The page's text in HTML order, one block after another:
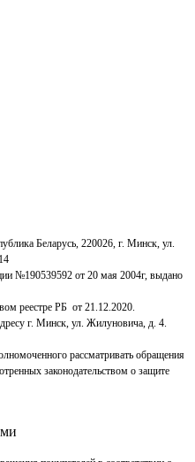
Беларусь, 220026, г. Минск, ул.
№190539592 от 20 мая 2004г, выдано
реестре РБ от 21.12.2020.
г. Минск, ул. Жилуновича, д. 4.
рассматривать обращения
законодательством о защите